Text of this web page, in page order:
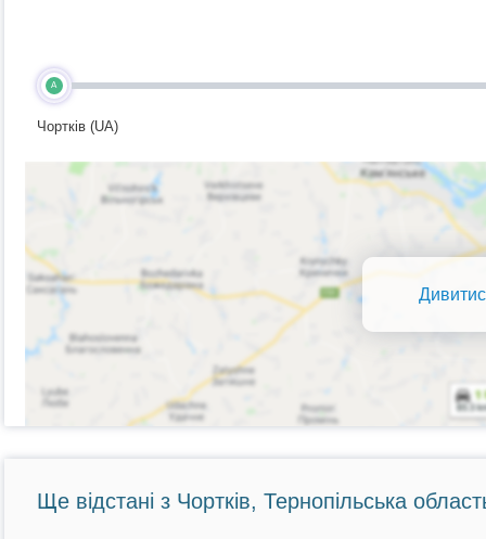
A
Чортків (UA)
Ще відстані з Чортків, Тернопільська